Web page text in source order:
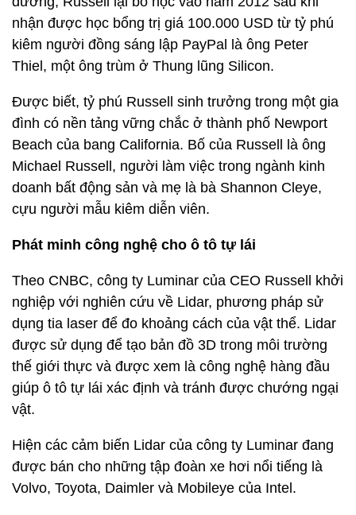
nhận được học bổng trị giá 100.000 USD từ tỷ phú
kiêm người đồng sáng lập PayPal là ông Peter
Thiel, một ông trùm ở Thung lũng Silicon.
Được biết, tỷ phú Russell sinh trưởng trong một gia
đình có nền tảng vững chắc ở thành phố Newport
Beach của bang California. Bố của Russell là ông
Michael Russell, người làm việc trong ngành kinh
doanh bất động sản và mẹ là bà Shannon Cleye,
cựu người mẫu kiêm diễn viên.
Phát minh công nghệ cho ô tô tự lái
Theo CNBC, công ty Luminar của CEO Russell khởi
nghiệp với nghiên cứu về Lidar, phương pháp sử
dụng tia laser để đo khoảng cách của vật thể. Lidar
được sử dụng để tạo bản đồ 3D trong môi trường
thế giới thực và được xem là công nghệ hàng đầu
giúp ô tô tự lái xác định và tránh được chướng ngại
vật.
Hiện các cảm biến Lidar của công ty Luminar đang
được bán cho những tập đoàn xe hơi nổi tiếng là
Volvo, Toyota, Daimler và Mobileye của Intel.